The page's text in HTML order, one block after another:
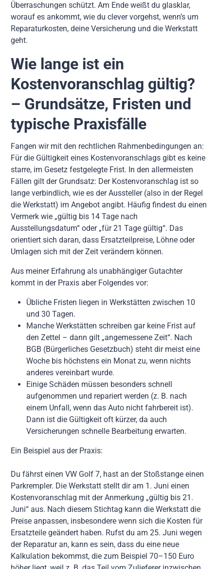
Überraschungen schützt. Am Ende weißt du glasklar,
worauf es ankommt, wie du clever vorgehst, wenn’s um
Reparaturkosten, deine Versicherung und die Werkstatt
geht.
Wie lange ist ein
Kostenvoranschlag gültig?
– Grundsätze, Fristen und
typische Praxisfälle
Fangen wir mit den rechtlichen Rahmenbedingungen an:
Für die Gültigkeit eines Kostenvoranschlags gibt es keine
starre, im Gesetz festgelegte Frist. In den allermeisten
Fällen gilt der Grundsatz: Der Kostenvoranschlag ist so
lange verbindlich, wie es der Aussteller (also in der Regel
die Werkstatt) im Angebot angibt. Häufig findest du einen
Vermerk wie „gültig bis 14 Tage nach
Ausstellungsdatum“ oder „für 21 Tage gültig“. Das
orientiert sich daran, dass Ersatzteilpreise, Löhne oder
Umlagen sich mit der Zeit verändern können.
Aus meiner Erfahrung als unabhängiger Gutachter
kommt in der Praxis aber Folgendes vor:
Übliche Fristen liegen in Werkstätten zwischen 10
und 30 Tagen.
Manche Werkstätten schreiben gar keine Frist auf
den Zettel – dann gilt „angemessene Zeit“. Nach
BGB (Bürgerliches Gesetzbuch) steht dir meist eine
Woche bis höchstens ein Monat zu, wenn nichts
anderes vereinbart wurde.
Einige Schäden müssen besonders schnell
aufgenommen und repariert werden (z. B. nach
einem Unfall, wenn das Auto nicht fahrbereit ist).
Dann ist die Gültigkeit oft kürzer, da auch
Versicherungen schnelle Bearbeitung erwarten.
Ein Beispiel aus der Praxis:
Du fährst einen VW Golf 7, hast an der Stoßstange einen
Parkrempler. Die Werkstatt stellt dir am 1. Juni einen
Kostenvoranschlag mit der Anmerkung „gültig bis 21.
Juni“ aus. Nach diesem Stichtag kann die Werkstatt die
Preise anpassen, insbesondere wenn sich die Kosten für
Ersatzteile geändert haben. Rufst du am 25. Juni wegen
der Reparatur an, kann es sein, dass du eine neue
Kalkulation bekommst, die zum Beispiel 70–150 Euro